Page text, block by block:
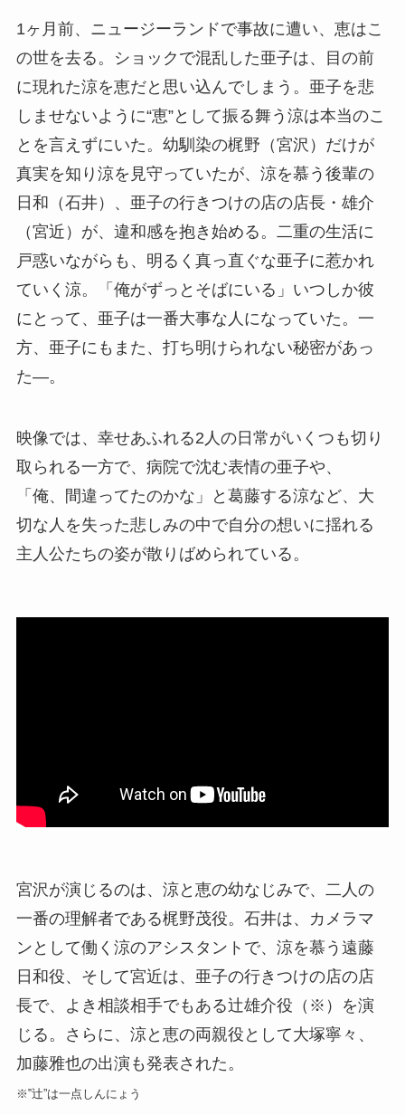
1ヶ月前、ニュージーランドで事故に遭い、恵はこ
の世を去る。ショックで混乱した亜子は、目の前
に現れた涼を恵だと思い込んでしまう。亜子を悲
しませないように“恵”として振る舞う涼は本当のこ
とを言えずにいた。幼馴染の梶野（宮沢）だけが
真実を知り涼を見守っていたが、涼を慕う後輩の
日和（石井）、亜子の行きつけの店の店長・雄介
（宮近）が、違和感を抱き始める。二重の生活に
戸惑いながらも、明るく真っ直ぐな亜子に惹かれ
ていく涼。「俺がずっとそばにいる」いつしか彼
にとって、亜子は一番大事な人になっていた。一
方、亜子にもまた、打ち明けられない秘密があっ
た―。
映像では、幸せあふれる2人の日常がいくつも切り
取られる一方で、病院で沈む表情の亜子や、
「俺、間違ってたのかな」と葛藤する涼など、大
切な人を失った悲しみの中で自分の想いに揺れる
主人公たちの姿が散りばめられている。
宮沢が演じるのは、涼と恵の幼なじみで、二人の
一番の理解者である梶野茂役。石井は、カメラマ
ンとして働く涼のアシスタントで、涼を慕う遠藤
日和役、そして宮近は、亜子の行きつけの店の店
長で、よき相談相手でもある辻雄介役（※）を演
じる。さらに、涼と恵の両親役として大塚寧々、
加藤雅也の出演も発表された。
※‟辻”は一点しんにょう